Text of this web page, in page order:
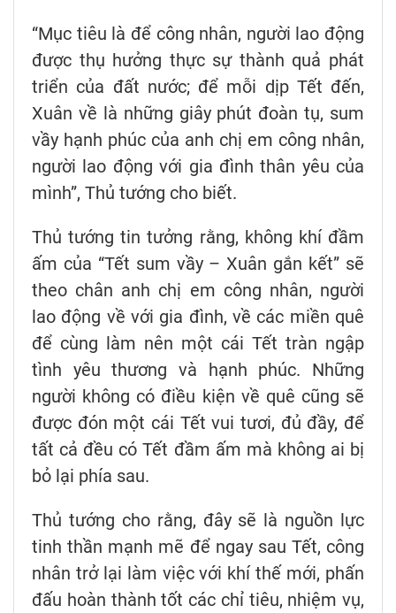
“Mục tiêu là để công nhân, người lao động
được thụ hưởng thực sự thành quả phát
triển của đất nước; để mỗi dịp Tết đến,
Xuân về là những giây phút đoàn tụ, sum
vầy hạnh phúc của anh chị em công nhân,
người lao động với gia đình thân yêu của
mình”, Thủ tướng cho biết.
Thủ tướng tin tưởng rằng, không khí đầm
ấm của “Tết sum vầy – Xuân gắn kết” sẽ
theo chân anh chị em công nhân, người
lao động về với gia đình, về các miền quê
để cùng làm nên một cái Tết tràn ngập
tình yêu thương và hạnh phúc. Những
người không có điều kiện về quê cũng sẽ
được đón một cái Tết vui tươi, đủ đầy, để
tất cả đều có Tết đầm ấm mà không ai bị
bỏ lại phía sau.
Thủ tướng cho rằng, đây sẽ là nguồn lực
tinh thần mạnh mẽ để ngay sau Tết, công
nhân trở lại làm việc với khí thế mới, phấn
đấu hoàn thành tốt các chỉ tiêu, nhiệm vụ,